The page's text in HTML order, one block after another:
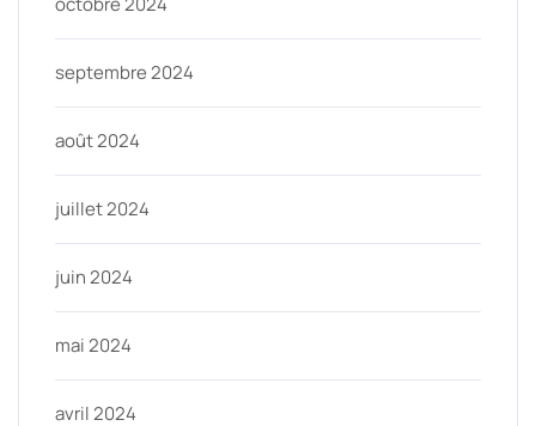
septembre 2024
août 2024
juillet 2024
juin 2024
mai 2024
avril 2024